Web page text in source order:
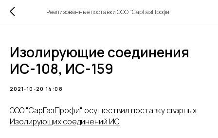
Реализованные поставки ООО "СарГазПрофи"
Изолирующие соединения
ИС-108, ИС-159
2021-10-20 14:08
ООО "СарГазПрофи" осуществил поставку сварных
Изолирующих соединений ИС